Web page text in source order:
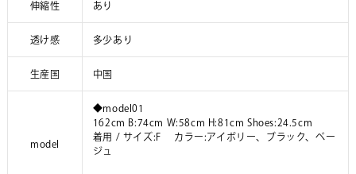
伸縮性 あり
透け感 多少あり
生産国 中国
model
◆model01
162cm B:74cm W:58cm H:81cm Shoes:24.5cm
着用 / サイズ:F カラー:アイボリー、ブラック、ベー
ジュ